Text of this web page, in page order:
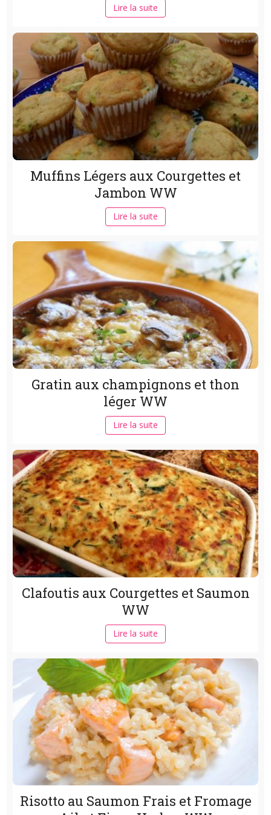
Lire la suite
Muffins Légers aux Courgettes et
Jambon WW
Lire la suite
Gratin aux champignons et thon
léger WW
Lire la suite
Clafoutis aux Courgettes et Saumon
WW
Lire la suite
Risotto au Saumon Frais et Fromage